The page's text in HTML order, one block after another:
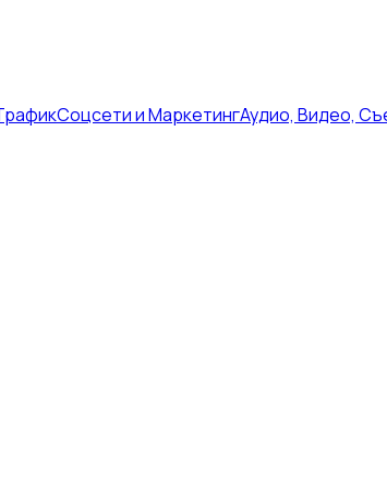
Соцсети и МаркетингАудио, Видео,